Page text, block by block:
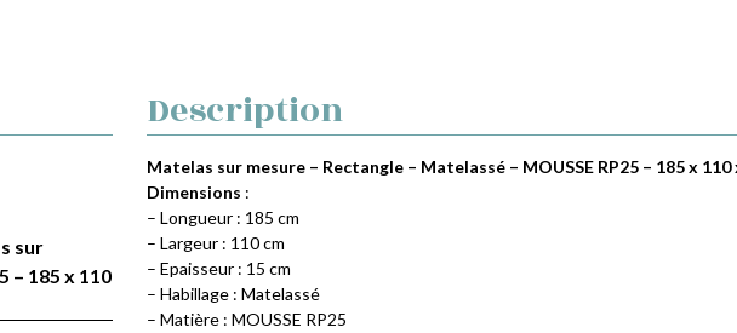
sur
– 185 x 110
Description
Matelas sur mesure – Rectangle – Matelassé – MOUSSE RP25 – 185 x 110
Dimensions :
– Longueur : 185 cm
– Largeur : 110 cm
– Epaisseur : 15 cm
– Habillage : Matelassé
– Matière : MOUSSE RP25